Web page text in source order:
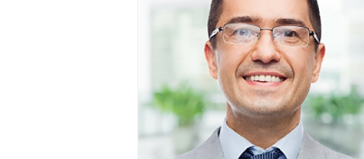
+7 800 900-80-90